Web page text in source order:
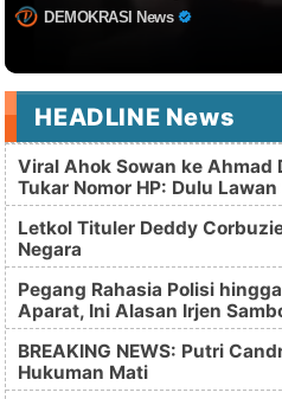
DEMOKRASI News
HEADLINE News
Viral Ahok Sowan ke Ahmad
Tukar Nomor HP: Dulu
Letkol Tituler Deddy
Negara
Pegang Rahasia Polisi
Aparat, Ini Alasan Irjen
BREAKING NEWS: Putri
Hukuman Mati